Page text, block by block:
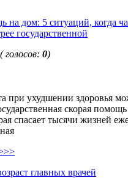
на дом: 5 ситуаций, когда
государственной
( голосов: 0)
при ухудшении здоровья
скорая
спасает тысячи жизней
главных врачей